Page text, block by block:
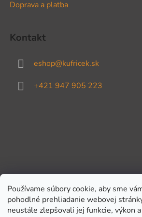
Používame súbory cookie, aby sme
pohodlné prehliadanie webovej
neustále zlepšovali jej funkcie, výkon
Doprava a platba
Kontakt
eshop@kufricek.sk
+421 947 905 223
Prijímame online platby